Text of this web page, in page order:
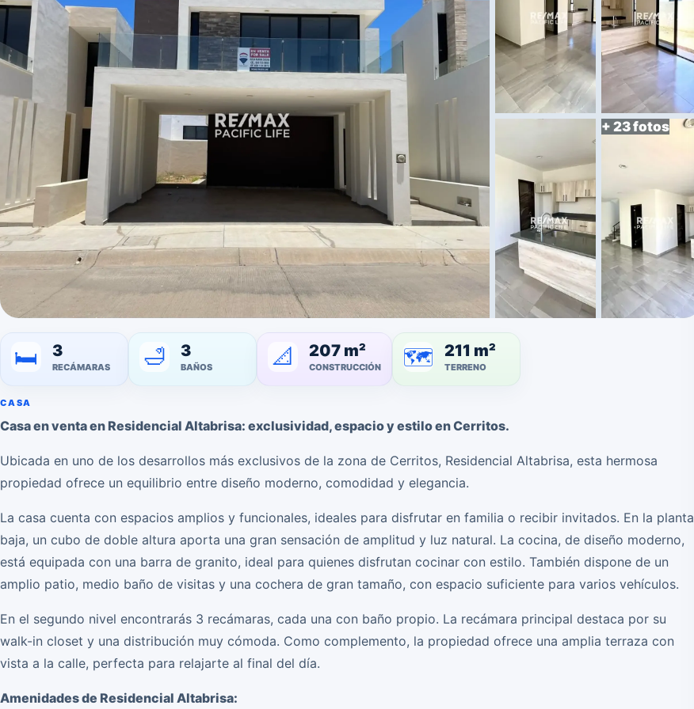
+ 23 fotos
🛏️ 3
RECÁMARAS 🛁 3
BAÑOS 📐 207 m²
CONSTRUCCIÓN 🗺️ 211 m²
TERRENO
CASA
Casa en venta en Residencial Altabrisa: exclusividad, espacio y estilo en Cerritos.
Ubicada en uno de los desarrollos más exclusivos de la zona de Cerritos, Residencial Altabrisa, esta hermosa
propiedad ofrece un equilibrio entre diseño moderno, comodidad y elegancia.
La casa cuenta con espacios amplios y funcionales, ideales para disfrutar en familia o recibir invitados. En la planta
baja, un cubo de doble altura aporta una gran sensación de amplitud y luz natural. La cocina, de diseño moderno,
está equipada con una barra de granito, ideal para quienes disfrutan cocinar con estilo. También dispone de un
amplio patio, medio baño de visitas y una cochera de gran tamaño, con espacio suficiente para varios vehículos.
En el segundo nivel encontrarás 3 recámaras, cada una con baño propio. La recámara principal destaca por su
walk-in closet y una distribución muy cómoda. Como complemento, la propiedad ofrece una amplia terraza con
vista a la calle, perfecta para relajarte al final del día.
Amenidades de Residencial Altabrisa: